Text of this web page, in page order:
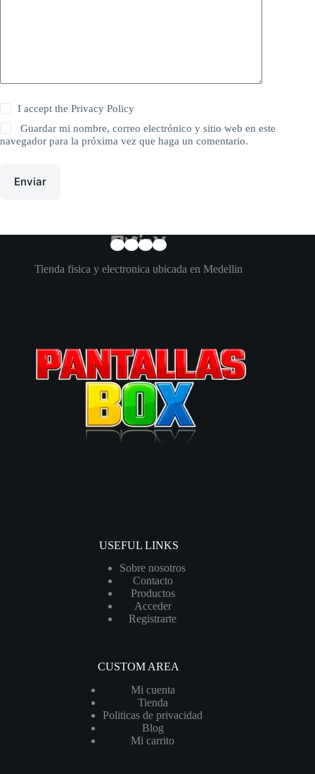
I accept thePrivacy Policy
Guardar mi nombre, correo electrónico y sitio web en este
navegador para la próxima vez que haga un comentario.
Enviar
Tienda fisica y electronica ubicada en Medellin
USEFUL LINKS
Sobre nosotros
Contacto
Productos
Acceder
Registrarte
CUSTOM AREA
Mi cuenta
Tienda
Politicas de privacidad
Blog
Mi carrito